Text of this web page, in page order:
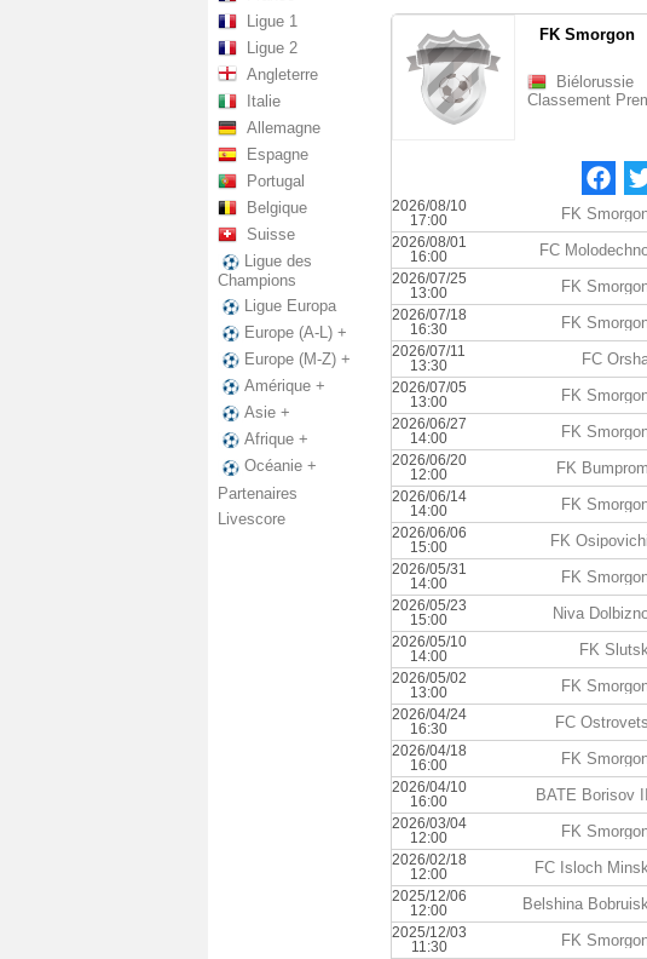
Ligue 1
Ligue 2
Angleterre
Italie
Allemagne
Espagne
Portugal
Belgique
Suisse
Ligue des
Champions
Ligue Europa
Europe (A-L) +
Europe (M-Z) +
Amérique +
Asie +
Afrique +
Océanie +
Partenaires
Livescore
FK Smorgon
Biélorussie
Classement
2026/08/10
17:00
FK
2026/08/01
16:00
FC
2026/07/25
13:00
FK
2026/07/18
16:30
FK
2026/07/11
13:30
FC
2026/07/05
13:00
FK
2026/06/27
14:00
FK
2026/06/20
12:00
FK Bumprom
2026/06/14
14:00
FK
2026/06/06
15:00
FK Osipovichi
2026/05/31
14:00
FK
2026/05/23
15:00
Niva
2026/05/10
14:00
FK
2026/05/02
13:00
FK
2026/04/24
16:30
FC Ostrovets
2026/04/18
16:00
FK
2026/04/10
16:00
BATE Borisov II
2026/03/04
12:00
FK
2026/02/18
12:00
FC Isloch
2025/12/06
12:00
Belshina
2025/12/03
11:30
FK